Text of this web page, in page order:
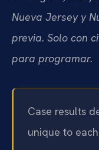
Nueva Jersey y
previa. Solo con
para programar.
Case results
unique to